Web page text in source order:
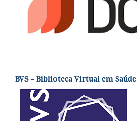
BVS – Biblioteca Virtual em Saúde